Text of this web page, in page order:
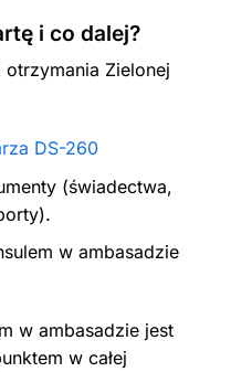
i co dalej?
Zielonej
DS-260
(świadectwa,
w ambasadzie
w ambasadzie jest
w całej